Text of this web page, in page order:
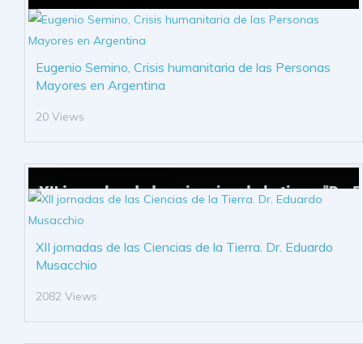
Eugenio Semino, Crisis humanitaria de las Personas
Mayores en Argentina
20 Views
XII jornadas de las Ciencias de la Tierra. Dr. Eduardo
Musacchio
2082 Views